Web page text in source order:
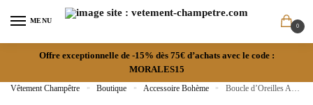
MENU
0
Offre exceptionnelle de -15% dès 75€ d’achats avec le code :
MORALES15
Vêtement Champêtre » Boutique » Accessoire Bohème » Boucle d’Oreilles Acier Doré